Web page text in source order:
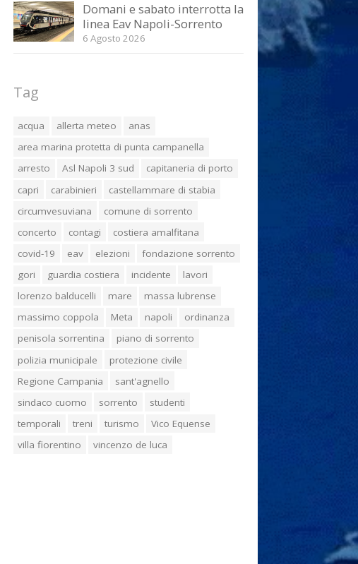
Domani e sabato interrotta la
linea Eav Napoli-Sorrento
6 Agosto 2026
Tag
acqua allerta meteo
anas
area marina protetta di punta campanella
arresto
Asl Napoli 3 sud
capitaneria di porto
capri
carabinieri
castellammare di stabia
circumvesuviana
comune di sorrento
concerto
contagi
costiera amalfitana
covid-19
eav elezioni
fondazione sorrento
gori
guardia costiera incidente
lavori
lorenzo balducelli
mare
massa lubrense
massimo coppola
Meta napoli
ordinanza
penisola sorrentina
piano di sorrento
polizia municipale
protezione civile
Regione Campania
sant'agnello
sindaco cuomo
sorrento
studenti
temporali
treni turismo
Vico Equense
villa fiorentino
vincenzo de luca